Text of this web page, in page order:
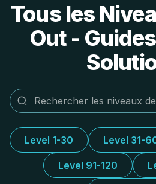
Tous les
Out -
Level 1-30 Level 31-
Level 91-120